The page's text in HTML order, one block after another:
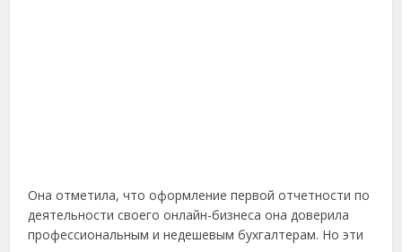
Она отметила, что оформление первой отчетности по
деятельности своего онлайн-бизнеса она доверила
профессиональным и недешевым бухгалтерам. Но эти